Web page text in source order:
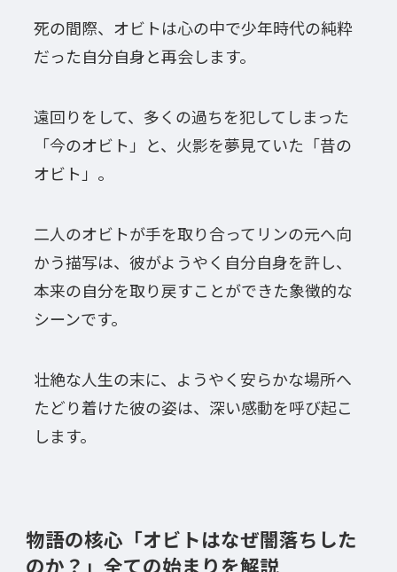
死の間際、オビトは心の中で少年時代の純粋
だった自分自身と再会します。
遠回りをして、多くの過ちを犯してしまった
「今のオビト」と、火影を夢見ていた「昔の
オビト」。
二人のオビトが手を取り合ってリンの元へ向
かう描写は、彼がようやく自分自身を許し、
本来の自分を取り戻すことができた象徴的な
シーンです。
壮絶な人生の末に、ようやく安らかな場所へ
たどり着けた彼の姿は、深い感動を呼び起こ
します。
物語の核心「オビトはなぜ闇落ちした
のか？」全ての始まりを解説